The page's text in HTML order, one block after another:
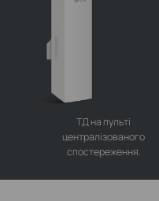
ТД на пульті
централізованого
спостереження.